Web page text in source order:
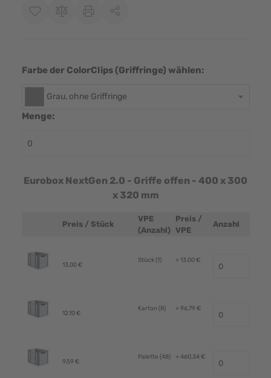
Farbe der ColorClips (Griffringe) wählen:
Grau, ohne Griffringe
Menge:
Eurobox NextGen 2.0 - Griffe offen - 400 x 300
x 320 mm
Produktbild
Preis / Stück
VPE
(Anzahl)
Preis /
VPE
Anzahl
13,00 €
Stück (1) + 13,00 €
12,10 €
Karton (8) + 96,79 €
9,59 €
Palette (48) + 460,34 €